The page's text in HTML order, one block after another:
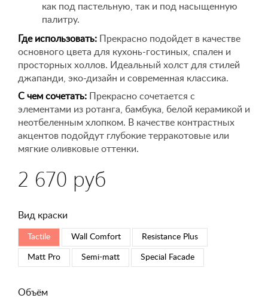
как под пастельную, так и под насыщенную
палитру.
Где использовать: Прекрасно подойдет в качестве
основного цвета для кухонь-гостиных, спален и
просторных холлов. Идеальный холст для стилей
джапанди, эко-дизайн и современная классика.
С чем сочетать: Прекрасно сочетается с
элементами из ротанга, бамбука, белой керамикой и
неотбеленным хлопком. В качестве контрастных
акцентов подойдут глубокие терракотовые или
мягкие оливковые оттенки.
2 670 руб
Вид краски
Tactile Wall Comfort Resistance Plus
Matt Pro Semi-matt Special Faсade
Объём